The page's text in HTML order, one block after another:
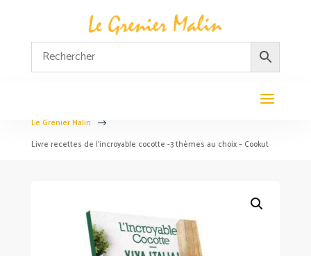
Le Grenier Malin $
Livre recettes de l’incroyable cocotte -3 thèmes au choix – Cookut